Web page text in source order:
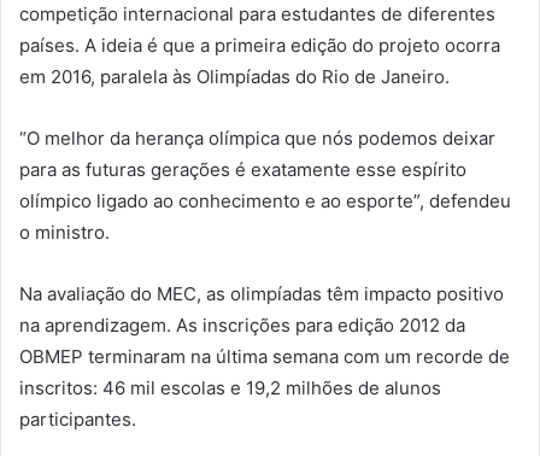
competição internacional para estudantes de diferentes
países. A ideia é que a primeira edição do projeto ocorra
em 2016, paralela às Olimpíadas do Rio de Janeiro.
“O melhor da herança olímpica que nós podemos deixar
para as futuras gerações é exatamente esse espírito
olímpico ligado ao conhecimento e ao esporte”, defendeu
o ministro.
Na avaliação do MEC, as olimpíadas têm impacto positivo
na aprendizagem. As inscrições para edição 2012 da
OBMEP terminaram na última semana com um recorde de
inscritos: 46 mil escolas e 19,2 milhões de alunos
participantes.